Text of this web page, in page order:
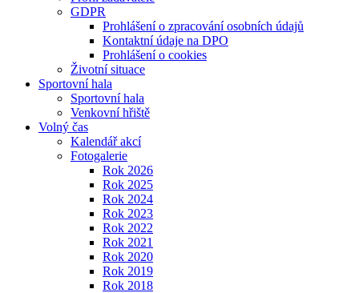
GDPR
Prohlášení o zpracování osobních údajů
Kontaktní údaje na DPO
Prohlášení o cookies
Životní situace
Sportovní hala
Sportovní hala
Venkovní hřiště
Volný čas
Kalendář akcí
Fotogalerie
Rok 2026
Rok 2025
Rok 2024
Rok 2023
Rok 2022
Rok 2021
Rok 2020
Rok 2019
Rok 2018